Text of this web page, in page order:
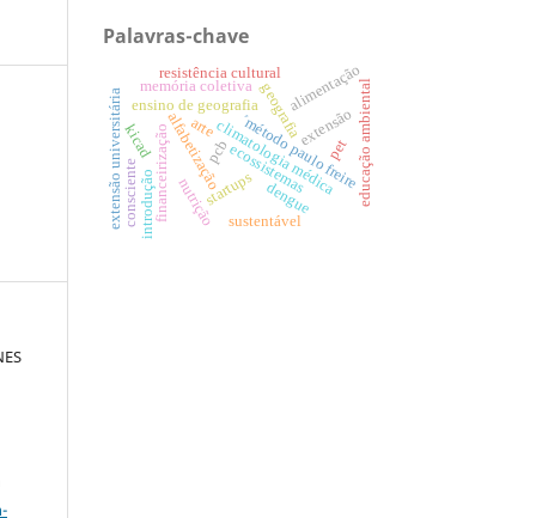
Palavras-chave
ensino de geografia
alfabetização´método paulo freire
geografia educação ambiental
dengue
climatologia médica
ecossistemas
financeirização startups
nutrição
alimentação
sustentável
pet
extensão
memória coletiva
resistência cultural
pcb
kicad
introdução
extensão universitáriaconsciente
arte